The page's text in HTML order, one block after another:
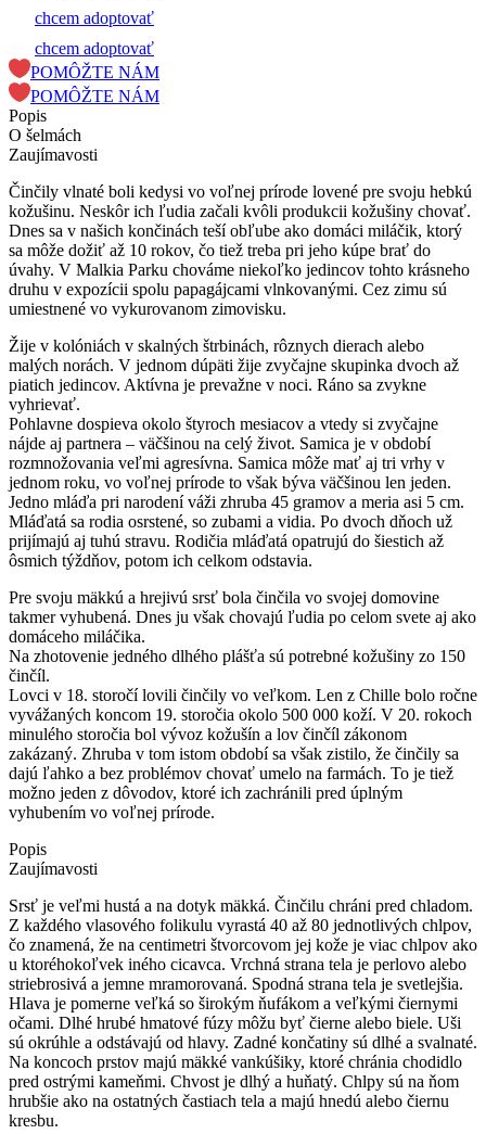
chcem adoptovať
chcem adoptovať
POMÔŽTE NÁM
POMÔŽTE NÁM
Popis
O šelmách
Zaujímavosti
Činčily vlnaté boli kedysi vo voľnej prírode lovené pre svoju hebkú
kožušinu. Neskôr ich ľudia začali kvôli produkcii kožušiny chovať.
Dnes sa v našich končinách teší obľube ako domáci miláčik, ktorý
sa môže dožiť až 10 rokov, čo tiež treba pri jeho kúpe brať do
úvahy. V Malkia Parku chováme niekoľko jedincov tohto krásneho
druhu v expozícii spolu papagájcami vlnkovanými. Cez zimu sú
umiestnené vo vykurovanom zimovisku.
Žije v kolóniách v skalných štrbinách, rôznych dierach alebo
malých norách. V jednom dúpäti žije zvyčajne skupinka dvoch až
piatich jedincov. Aktívna je prevažne v noci. Ráno sa zvykne
vyhrievať.
Pohlavne dospieva okolo štyroch mesiacov a vtedy si zvyčajne
nájde aj partnera – väčšinou na celý život. Samica je v období
rozmnožovania veľmi agresívna. Samica môže mať aj tri vrhy v
jednom roku, vo voľnej prírode to však býva väčšinou len jeden.
Jedno mláďa pri narodení váži zhruba 45 gramov a meria asi 5 cm.
Mláďatá sa rodia osrstené, so zubami a vidia. Po dvoch dňoch už
prijímajú aj tuhú stravu. Rodičia mláďatá opatrujú do šiestich až
ôsmich týždňov, potom ich celkom odstavia.
Pre svoju mäkkú a hrejivú srsť bola činčila vo svojej domovine
takmer vyhubená. Dnes ju však chovajú ľudia po celom svete aj ako
domáceho miláčika.
Na zhotovenie jedného dlhého plášťa sú potrebné kožušiny zo 150
činčíl.
Lovci v 18. storočí lovili činčily vo veľkom. Len z Chille bolo ročne
vyvážaných koncom 19. storočia okolo 500 000 koží. V 20. rokoch
minulého storočia bol vývoz kožušín a lov činčíl zákonom
zakázaný. Zhruba v tom istom období sa však zistilo, že činčily sa
dajú ľahko a bez problémov chovať umelo na farmách. To je tiež
možno jeden z dôvodov, ktoré ich zachránili pred úplným
vyhubením vo voľnej prírode.
Popis
Zaujímavosti
Srsť je veľmi hustá a na dotyk mäkká. Činčilu chráni pred chladom.
Z každého vlasového folikulu vyrastá 40 až 80 jednotlivých chlpov,
čo znamená, že na centimetri štvorcovom jej kože je viac chlpov ako
u ktoréhokoľvek iného cicavca. Vrchná strana tela je perlovo alebo
striebrosivá a jemne mramorovaná. Spodná strana tela je svetlejšia.
Hlava je pomerne veľká so širokým ňufákom a veľkými čiernymi
očami. Dlhé hrubé hmatové fúzy môžu byť čierne alebo biele. Uši
sú okrúhle a odstávajú od hlavy. Zadné končatiny sú dlhé a svalnaté.
Na koncoch prstov majú mäkké vankúšiky, ktoré chránia chodidlo
pred ostrými kameňmi. Chvost je dlhý a huňatý. Chlpy sú na ňom
hrubšie ako na ostatných častiach tela a majú hnedú alebo čiernu
kresbu.